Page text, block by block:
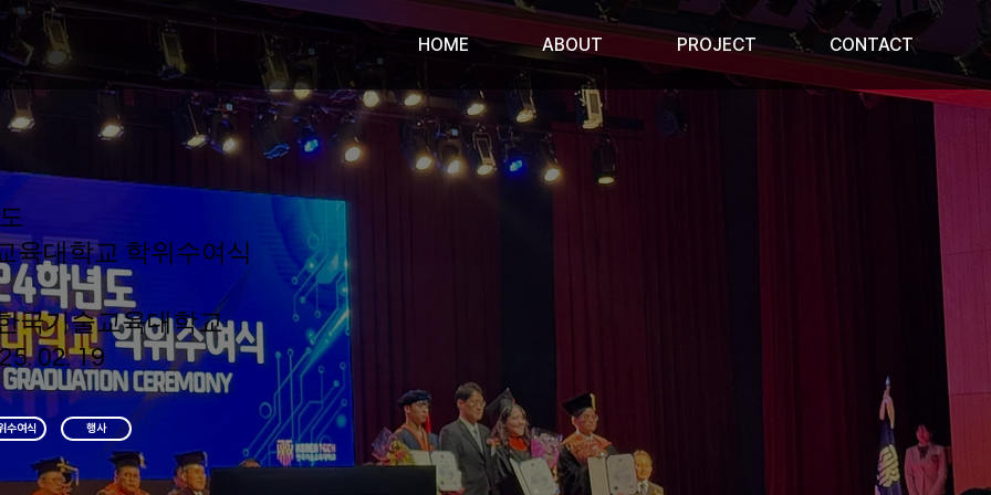
HOME ABOUT PROJECT CONTACT
육대학교 학위수여식
국기술교육대학교
02. 19
수여식 행사